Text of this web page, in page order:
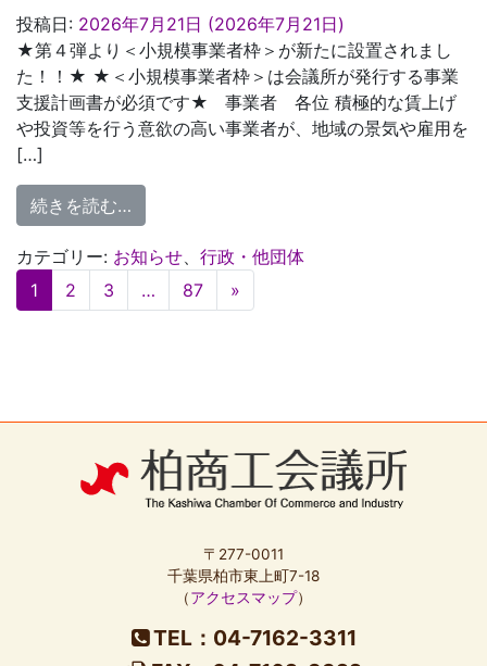
投稿日: 2026年7月21日 (2026年7月21日)
★第４弾より＜小規模事業者枠＞が新たに設置されまし
た！！★ ★＜小規模事業者枠＞は会議所が発行する事業
支援計画書が必須です★ 事業者 各位 積極的な賃上げ
や投資等を行う意欲の高い事業者が、地域の景気や雇用を
[…]
続きを読む…
カテゴリー: お知らせ
行政・他団体
投
ョ
1 2 3 … 87 »
〒277-0011
千葉県柏市東上町7-18
（アクセスマップ）
TEL：04-7162-3311